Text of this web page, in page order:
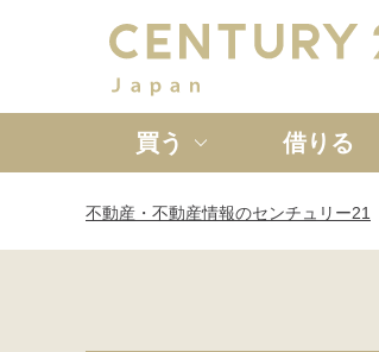
買う
新築一戸建て
借りる
不動産・不動産情報のセンチュリー21